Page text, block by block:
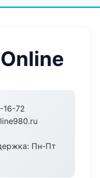
16-72
Пн-Пт